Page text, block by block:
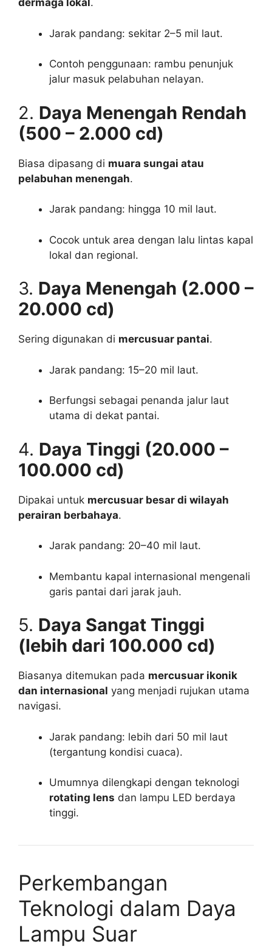
dermaga lokal .
Jarak pandang: sekitar 2–5 mil laut.
Contoh penggunaan: rambu penunjuk
jalur masuk pelabuhan nelayan.
2. Daya Menengah Rendah
(500 – 2.000 cd)
Biasa dipasang di muara sungai atau
pelabuhan menengah.
Jarak pandang: hingga 10 mil laut.
Cocok untuk area dengan lalu lintas kapal
lokal dan regional.
3. Daya Menengah (2.000 –
20.000 cd)
Sering digunakan di mercusuar pantai.
Jarak pandang: 15–20 mil laut.
Berfungsi sebagai penanda jalur laut
utama di dekat pantai.
4. Daya Tinggi (20.000 –
100.000 cd)
Dipakai untuk mercusuar besar di wilayah
perairan berbahaya.
Jarak pandang: 20–40 mil laut.
Membantu kapal internasional mengenali
garis pantai dari jarak jauh.
5. Daya Sangat Tinggi
(lebih dari 100.000 cd)
Biasanya ditemukan pada mercusuar ikonik
dan internasional yang menjadi rujukan utama
navigasi.
Jarak pandang: lebih dari 50 mil laut
(tergantung kondisi cuaca).
Umumnya dilengkapi dengan teknologi
rotating lens dan lampu LED berdaya
tinggi.
Perkembangan
Teknologi dalam Daya
Lampu Suar